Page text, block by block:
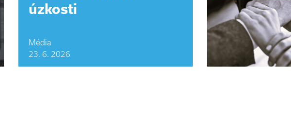
úzkosti
Média
23. 6. 2026